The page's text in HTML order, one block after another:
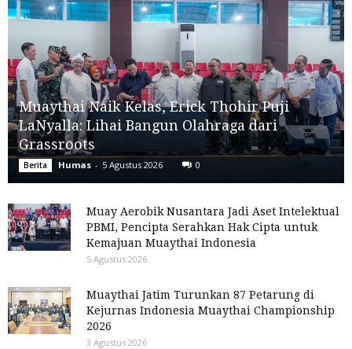
Muaythai Naik Kelas, Erick Thohir Puji
LaNyalla: Lihai Bangun Olahraga dari
Grassroots
Berita Humas - 5 Agustus 2026 0
Muay Aerobik Nusantara Jadi Aset Intelektual
PBMI, Pencipta Serahkan Hak Cipta untuk
Kemajuan Muaythai Indonesia
5 Agustus 2026
Muaythai Jatim Turunkan 87 Petarung di
Kejurnas Indonesia Muaythai Championship
2026
3 Agustus 2026